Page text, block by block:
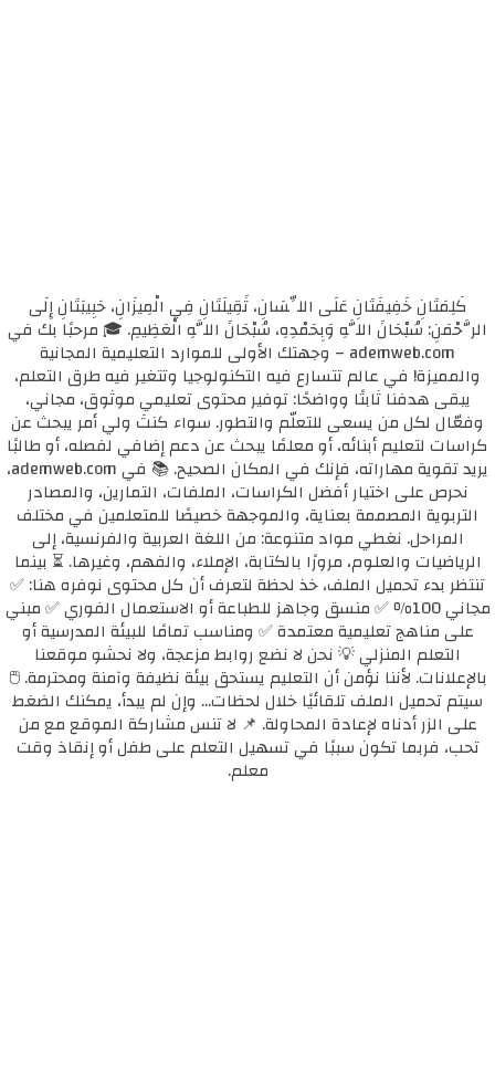
كَلِمَتَانِ خَفِيفَتَانِ عَلَى اللِّسَانِ، ثَقِيلَتَانِ فِي الْمِيزَانِ، حَبِيبَتَانِ إِلَى
الرَّحْمَنِ: سُبْحَانَ اللَّهِ وَبِحَمْدِهِ، سُبْحَانَ اللَّهِ الْعَظِيمِ. 🎓 مرحبًا بك في
ademweb.com – وجهتك الأولى للموارد التعليمية المجانية
والمميزة! في عالم تتسارع فيه التكنولوجيا وتتغير فيه طرق التعلم،
يبقى هدفنا ثابتًا وواضحًا: توفير محتوى تعليمي موثوق، مجاني،
وفعّال لكل من يسعى للتعلّم والتطور. سواء كنتَ ولي أمر يبحث عن
كراسات لتعليم أبنائه، أو معلمًا يبحث عن دعم إضافي لفصله، أو طالبًا
يريد تقوية مهاراته، فإنك في المكان الصحيح. 📚 في ademweb.com،
نحرص على اختيار أفضل الكراسات، الملفات، التمارين، والمصادر
التربوية المصممة بعناية، والموجهة خصيصًا للمتعلمين في مختلف
المراحل. نغطي مواد متنوعة: من اللغة العربية والفرنسية، إلى
الرياضيات والعلوم، مرورًا بالكتابة، الإملاء، والفهم، وغيرها. ⏳ بينما
تنتظر بدء تحميل الملف، خذ لحظة لتعرف أن كل محتوى نوفره هنا: ✅
مجاني 100٪ ✅ منسق وجاهز للطباعة أو الاستعمال الفوري ✅ مبني
على مناهج تعليمية معتمدة ✅ ومناسب تمامًا للبيئة المدرسية أو
التعلم المنزلي 💡 نحن لا نضع روابط مزعجة، ولا نحشو موقعنا
بالإعلانات. لأننا نؤمن أن التعليم يستحق بيئة نظيفة وآمنة ومحترمة. 🖱️
سيتم تحميل الملف تلقائيًا خلال لحظات... وإن لم يبدأ، يمكنك الضغط
على الزر أدناه لإعادة المحاولة. 📌 لا تنس مشاركة الموقع مع من
تحب، فربما تكون سببًا في تسهيل التعلم على طفل أو إنقاذ وقت
معلم.